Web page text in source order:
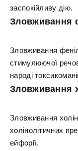
заспокійливу дію.
Зловживання
Зловживання
стимулюючої
народі
Зловживання
Зловживання
холінолітичних
ейфорії.